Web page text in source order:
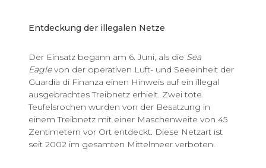
Entdeckung der illegalen Netze
Der Einsatz begann am 6. Juni, als die Sea
Eaglevon der operativen Luft- und Seeeinheit der
Guardia di Finanza einen Hinweis auf ein illegal
ausgebrachtes Treibnetz erhielt. Zwei tote
Teufelsrochen wurden von der Besatzung in
einem Treibnetz mit einer Maschenweite von 45
Zentimetern vor Ort entdeckt. Diese Netzart ist
seit 2002 im gesamten Mittelmeer verboten.